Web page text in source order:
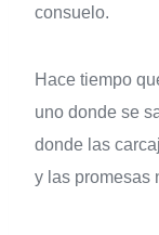
consuelo.
Hace tiempo
uno donde se
donde las
y las promesas